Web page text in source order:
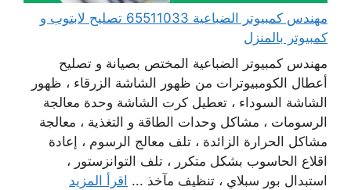
مهندس كمبيوتر الضباعية 65511033 تصليح لابتوب و
كمبيوتر بالمنزل
مهندس كمبيوتر الضباعية المختص بصيانة و تصليح
أعطال الكومبيوترات من ظهور الشاشة الزرقاء ، ظهور
الشاشة السوداء ، تعطيل كرت الشاشة وحدة معالجة
الرسومات ، مشاكل وحدات الطاقة و التغذية ، معالجة
مشاكل الحرارة الزائدة ، تلف معالج الرسوم ، إعادة
اقلاع الحاسوب بشكل متكرر ، تلف التوانزستور ،
استبدال بور سبلاي ، تنظيف مآخذ ... اقرأ المزيد